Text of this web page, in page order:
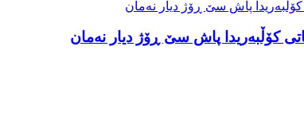
کۆڵبەریدا پاش سێ ڕۆژ دیار نەمان